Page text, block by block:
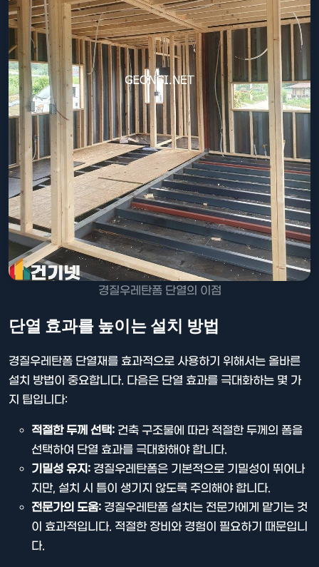
경질우레탄폼 단열의 이점
단열 효과를 높이는 설치 방법
경질우레탄폼 단열재를 효과적으로 사용하기 위해서는 올바른
설치 방법이 중요합니다. 다음은 단열 효과를 극대화하는 몇 가
지 팁입니다:
적절한 두께 선택: 건축 구조물에 따라 적절한 두께의 폼을
선택하여 단열 효과를 극대화해야 합니다.
기밀성 유지: 경질우레탄폼은 기본적으로 기밀성이 뛰어나
지만, 설치 시 틈이 생기지 않도록 주의해야 합니다.
전문가의 도움: 경질우레탄폼 설치는 전문가에게 맡기는 것
이 효과적입니다. 적절한 장비와 경험이 필요하기 때문입니
다.